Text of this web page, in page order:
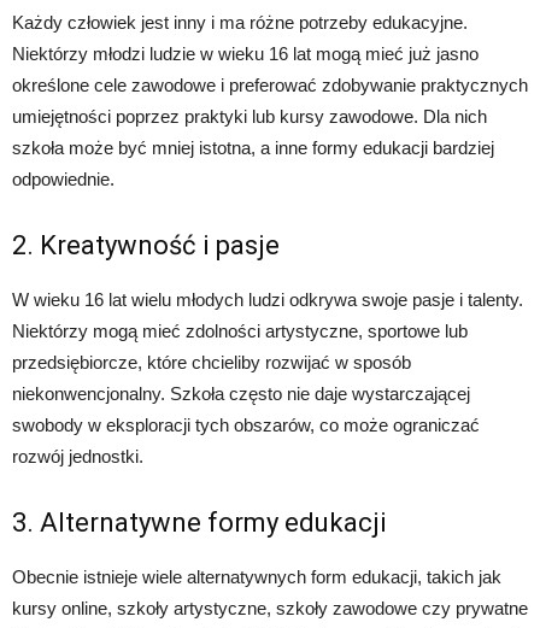
Każdy człowiek jest inny i ma różne potrzeby edukacyjne.
Niektórzy młodzi ludzie w wieku 16 lat mogą mieć już jasno
określone cele zawodowe i preferować zdobywanie praktycznych
umiejętności poprzez praktyki lub kursy zawodowe. Dla nich
szkoła może być mniej istotna, a inne formy edukacji bardziej
odpowiednie.
2. Kreatywność i pasje
W wieku 16 lat wielu młodych ludzi odkrywa swoje pasje i talenty.
Niektórzy mogą mieć zdolności artystyczne, sportowe lub
przedsiębiorcze, które chcieliby rozwijać w sposób
niekonwencjonalny. Szkoła często nie daje wystarczającej
swobody w eksploracji tych obszarów, co może ograniczać
rozwój jednostki.
3. Alternatywne formy edukacji
Obecnie istnieje wiele alternatywnych form edukacji, takich jak
kursy online, szkoły artystyczne, szkoły zawodowe czy prywatne